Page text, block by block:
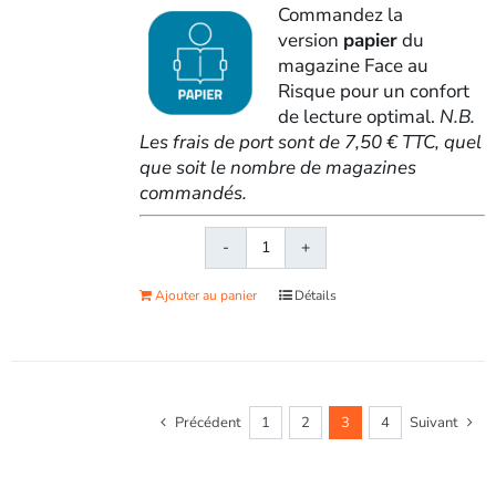
Commandez la
version papierdu
magazine Face au
Risque pour un confort
de lecture optimal. N.B.
Les frais de port sont de 7,50 € TTC, quel
que soit le nombre de magazines
commandés.
quantité
de
Face
n°
612
Ajouter au panier Détails
Précédent 1 2 3 4 Suivant